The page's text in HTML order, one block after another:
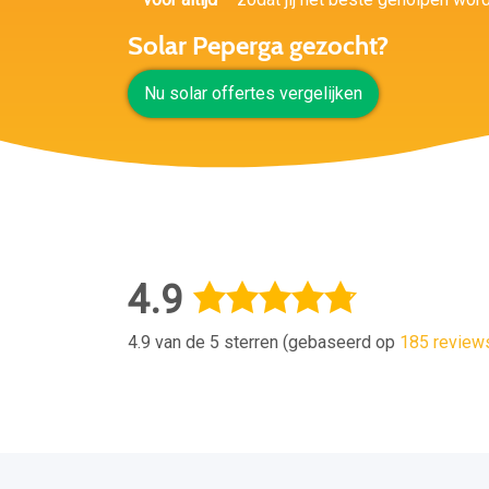
Solar Peperga gezocht?
Nu solar offertes vergelijken
4.9
4.9 van de 5 sterren (gebaseerd op 185